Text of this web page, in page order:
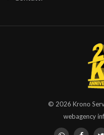
© 2026 Krono
webagency